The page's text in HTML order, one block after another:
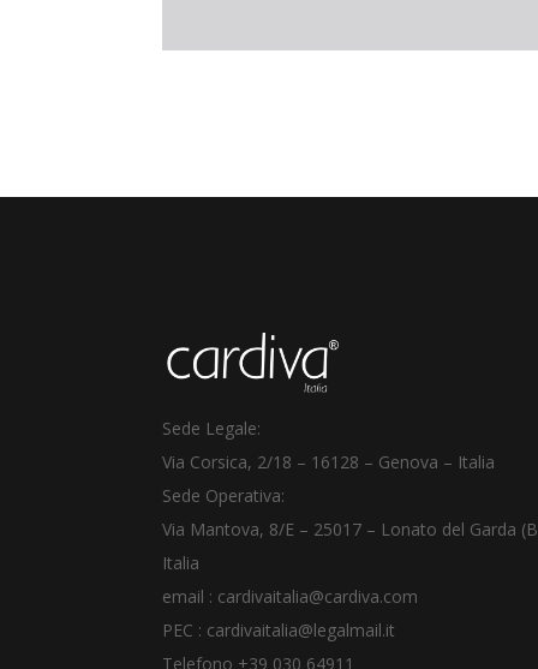
Sede Legale:
Via Corsica, 2/18 – 16128 – Genova – Italia
Sede Operativa:
Via Mantova, 8/E – 25017 – Lonato del Garda
Italia
email : cardivaitalia@cardiva.com
PEC : cardivaitalia@legalmail.it
Telefono +39 030 64911